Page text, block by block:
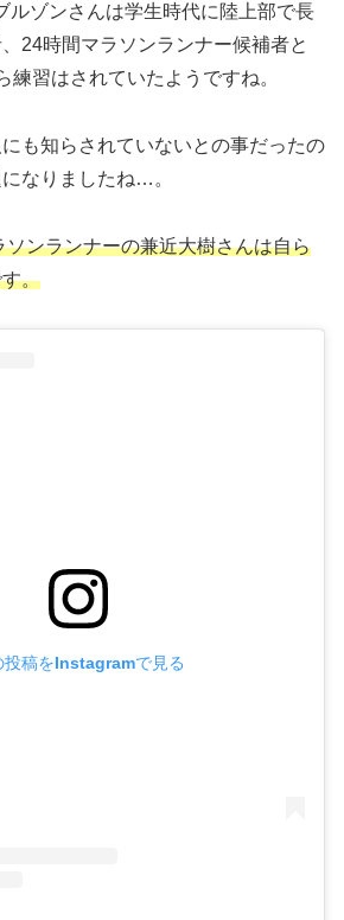
ルゾンさんは学生時代に陸上部で長
24時間マラソンランナー候補者と
練習はされていたようですね。
も知らされていないとの事だったの
なりましたね…。
ンランナーの兼近大樹さんは自ら
。
投稿をInstagramで見る